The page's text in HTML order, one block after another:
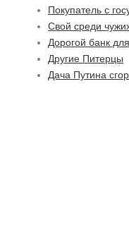
Покупатель с
Свой среди
Дорогой банк
Другие Питерцы
Дача Путина